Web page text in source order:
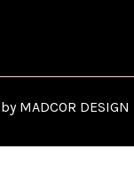
MADCOR DESIGN